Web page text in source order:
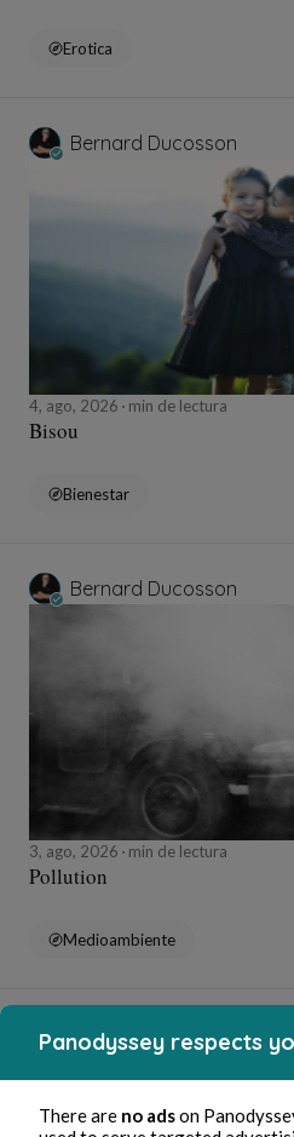
Erotica
Bernard Ducosson
4, ago, 2026 min de lectura
Bisou
Bienestar
Bernard Ducosson
3, ago, 2026 min de lectura
Pollution
Medioambiente
Bernard Ducosson
Panodyssey respects
There are no adson